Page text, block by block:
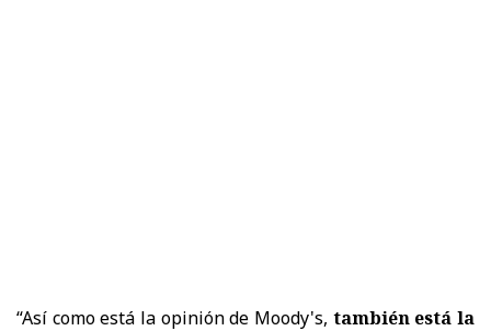
“Así como está la opinión de Moody's, también está la